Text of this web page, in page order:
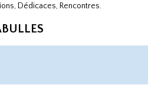
Dédicaces, Rencontres.